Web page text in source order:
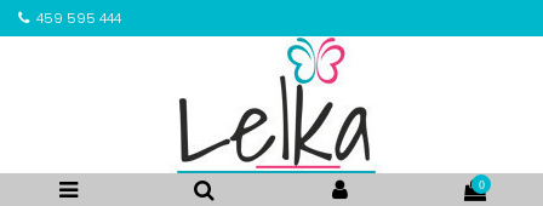
459 595 444
0